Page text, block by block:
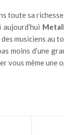
toute sa
aujourd’hui
musiciens au
moins d’une
vous même une